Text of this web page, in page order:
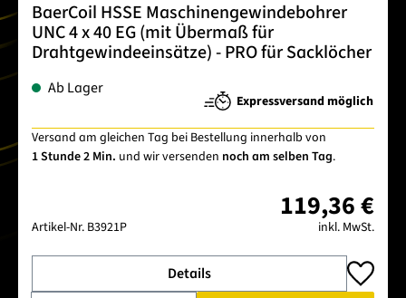
BaerCoil HSSE Maschinengewindebohrer
UNC 4 x 40 EG (mit Übermaß für
Drahtgewindeeinsätze) - PRO für Sacklöcher
Ab Lager
Expressversand möglich
Versand am gleichen Tag bei Bestellung innerhalb von
1 Stunde 2 Min. und wir versenden noch am selben Tag.
Artikel-Nr. B3921P
119,36 €
inkl. MwSt.
Details